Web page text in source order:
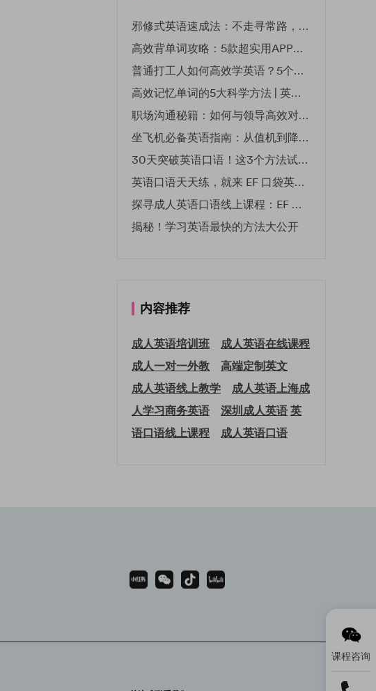
邪修式英语速成法：不走寻常路，英语战力狂飙！
高效背单词攻略：5款超实用APP推荐 | EF英孚教育
普通打工人如何高效学英语？5个实用技巧助你突破职场瓶颈
高效记忆单词的5大科学方法 | 英语学习必备技巧
职场沟通秘籍：如何与领导高效对话 | EF英孚职场指南
坐飞机必备英语指南：从值机到降落的全流程表达
30天突破英语口语！这3个方法试过的人都说有效
英语口语天天练，就来 EF 口袋英语微信小程序
探寻成人英语口语线上课程：EF 英孚教育凭什么领航
揭秘！学习英语最快的方法大公开
内容推荐
成人英语培训班
成人英语在线课程
成人一对一外教
高端定制英文
成人英语线上教学
成人英语上海成
人学习商务英语
深圳成人英语英
语口语线上课程
成人英语口语
课程咨询